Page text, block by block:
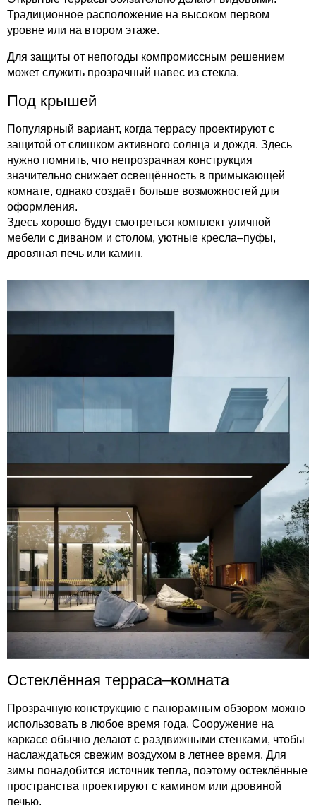
Традиционное расположение на высоком первом
уровне или на втором этаже.
Для защиты от непогоды компромиссным решением
может служить прозрачный навес из стекла.
Под крышей
Популярный вариант, когда террасу проектируют с
защитой от слишком активного солнца и дождя. Здесь
нужно помнить, что непрозрачная конструкция
значительно снижает освещённость в примыкающей
комнате, однако создаёт больше возможностей для
оформления.
Здесь хорошо будут смотреться комплект уличной
мебели с диваном и столом, уютные кресла–пуфы,
дровяная печь или камин.
Остеклённая терраса–комната
Прозрачную конструкцию с панорамным обзором можно
использовать в любое время года. Сооружение на
каркасе обычно делают с раздвижными стенками, чтобы
наслаждаться свежим воздухом в летнее время. Для
зимы понадобится источник тепла, поэтому остеклённые
пространства проектируют с камином или дровяной
печью.